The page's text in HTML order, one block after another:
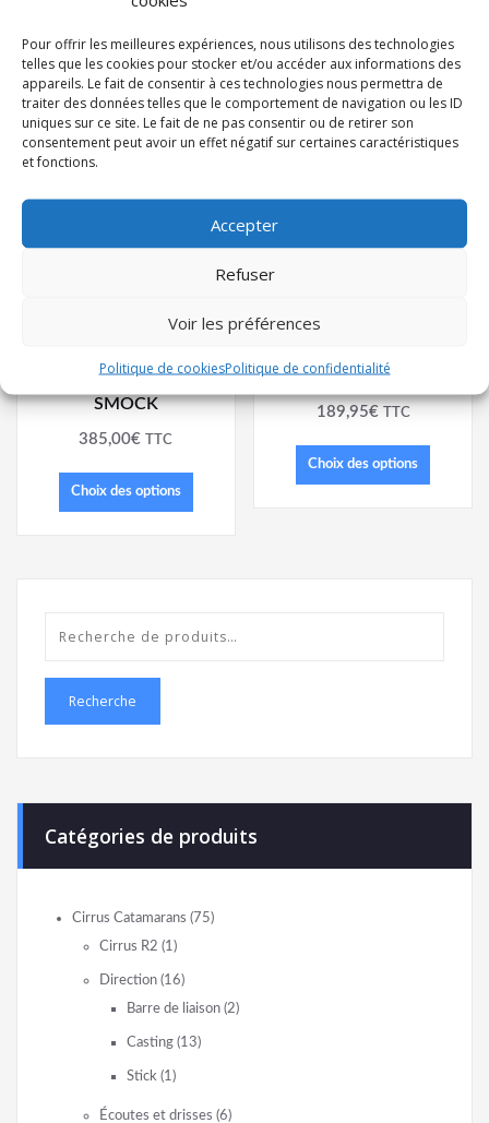
Pour offrir les meilleures expériences, nous utilisons des technologies
telles que les cookies pour stocker et/ou accéder aux informations des
appareils. Le fait de consentir à ces technologies nous permettra de
traiter des données telles que le comportement de navigation ou les ID
uniques sur ce site. Le fait de ne pas consentir ou de retirer son
consentement peut avoir un effet négatif sur certaines caractéristiques
et fonctions.
Accepter
Refuser
Voir les préférences
Politique de cookiesPolitique de confidentialité
BLACK AROSHELL
SMOCK
385,00€ TTC
Choix des options
MENS HYBRID SKIFF
189,95€ TTC
Choix des options
Recherche
Catégories de produits
Cirrus Catamarans (75)
Cirrus R2 (1)
Direction (16)
Barre de liaison (2)
Casting (13)
Stick (1)
Écoutes et drisses (6)